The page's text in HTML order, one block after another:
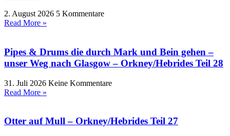
2. August 2026 5 Kommentare
Read More »
Pipes & Drums die durch Mark und Bein gehen –
unser Weg nach Glasgow – Orkney/Hebrides Teil 28
31. Juli 2026 Keine Kommentare
Read More »
Otter auf Mull – Orkney/Hebrides Teil 27